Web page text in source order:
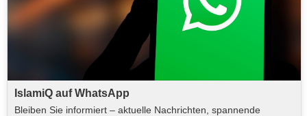
IslamiQ auf WhatsApp
Bleiben Sie informiert – aktuelle Nachrichten, spannende